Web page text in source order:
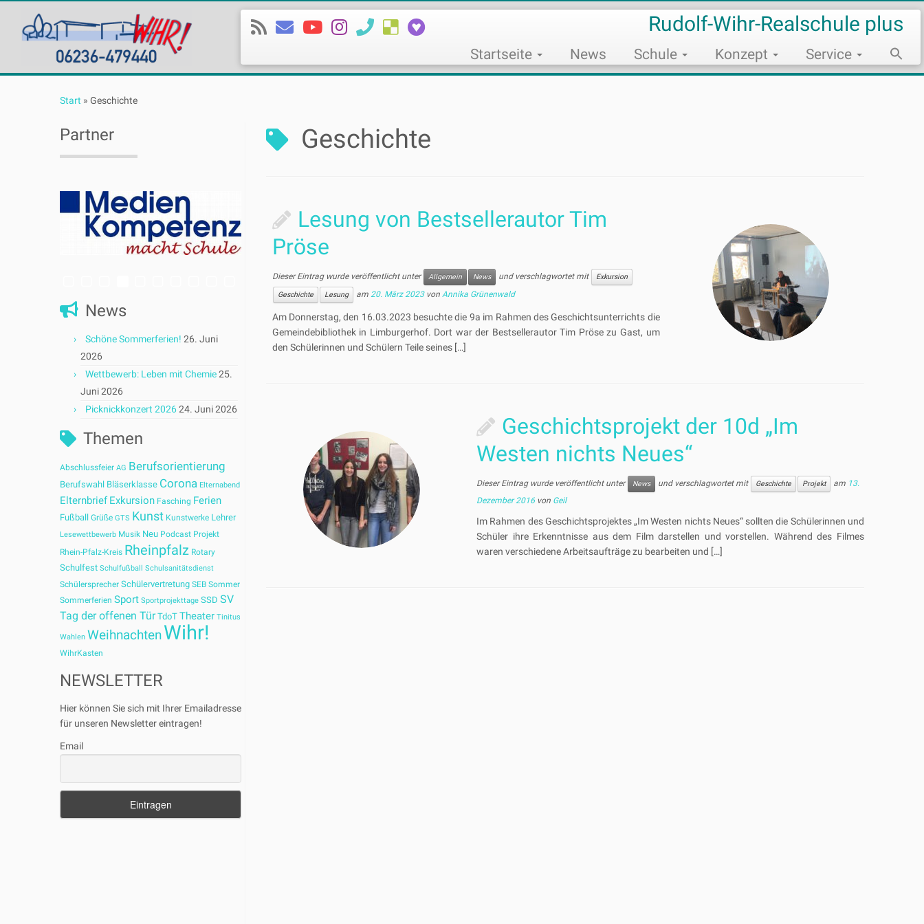
Rudolf-Wihr-Realschule plus
Startseite News Schule Konzept Service
for:
Search
Start » Geschichte
Partner
News
Schöne Sommerferien! 26. Juni
2026
Wettbewerb: Leben mit Chemie25.
Juni 2026
Picknickkonzert 202624. Juni 2026
Themen
Abschlussfeier AG Berufsorientierung
Berufswahl Bläserklasse Corona Elternabend
Elternbrief Exkursion Fasching Ferien
Fußball Grüße GTS Kunst Kunstwerke Lehrer
Lesewettbewerb Musik Neu Podcast Projekt
Rhein-Pfalz-Kreis Rheinpfalz Rotary
Schulfest Schulfußball Schulsanitätsdienst
Schülersprecher Schülervertretung SEB Sommer
Sommerferien Sport Sportprojekttage SSD SV
Tag der offenen Tür TdoT Theater Tinitus
Wahlen WeihnachtenWihr!
WihrKasten
NEWSLETTER
Hier können Sie sich mit Ihrer Emailadresse
für unseren Newsletter eintragen!
Email
Geschichte
Lesung von Bestsellerautor Tim
Pröse
Dieser Eintrag wurde veröffentlicht unter Allgemein News und verschlagwortet mit
Exkursion
Geschichte
Lesung am 20. März 2023 von Annika Grünenwald
Am Donnerstag, den 16.03.2023 besuchte die 9a im Rahmen des Geschichtsunterrichts die
Gemeindebibliothek in Limburgerhof. Dort war der Bestsellerautor Tim Pröse zu Gast, um
den Schülerinnen und Schülern Teile seines […]
Geschichtsprojekt der 10d „Im
Westen nichts Neues“
Dieser Eintrag wurde veröffentlicht unter News und verschlagwortet mit Geschichte Projekt am 13.
Dezember 2016 von Geil
Im Rahmen des Geschichtsprojektes „Im Westen nichts Neues“ sollten die Schülerinnen und
Schüler ihre Erkenntnisse aus dem Film darstellen und vorstellen. Während des Filmes
waren verschiedene Arbeitsaufträge zu bearbeiten und […]